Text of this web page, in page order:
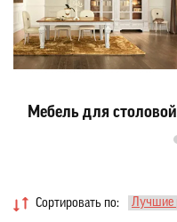
Мебель для столовой
Сортировать по: